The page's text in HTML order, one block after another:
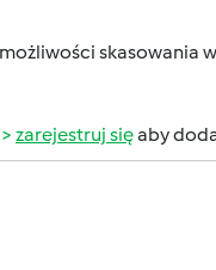
skasowania
zarejestruj sięaby